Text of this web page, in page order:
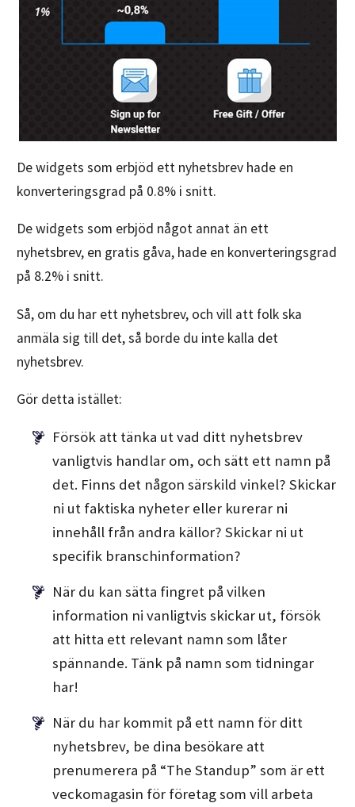
De widgets som erbjöd ett nyhetsbrev hade en
konverteringsgrad på 0.8% i snitt.
De widgets som erbjöd något annat än ett
nyhetsbrev, en gratis gåva, hade en konverteringsgrad
på 8.2% i snitt.
Så, om du har ett nyhetsbrev, och vill att folk ska
anmäla sig till det, så borde du inte kalla det
nyhetsbrev.
Gör detta istället:
Försök att tänka ut vad ditt nyhetsbrev
vanligtvis handlar om, och sätt ett namn på
det. Finns det någon särskild vinkel? Skickar
ni ut faktiska nyheter eller kurerar ni
innehåll från andra källor? Skickar ni ut
specifik branschinformation?
När du kan sätta fingret på vilken
information ni vanligtvis skickar ut, försök
att hitta ett relevant namn som låter
spännande. Tänk på namn som tidningar
har!
När du har kommit på ett namn för ditt
nyhetsbrev, be dina besökare att
prenumerera på “The Standup” som är ett
veckomagasin för företag som vill arbeta